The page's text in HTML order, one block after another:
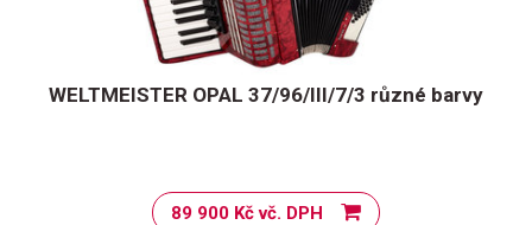
WELTMEISTER OPAL 37/96/III/7/3 různé barvy
89 900 Kč vč. DPH